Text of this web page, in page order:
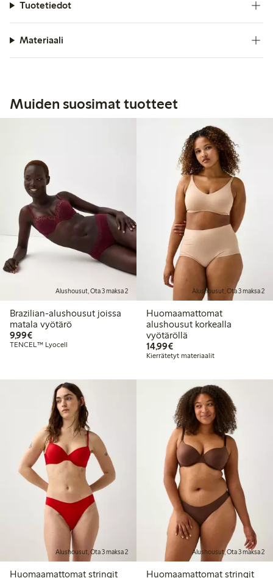
Tuotetiedot
Materiaali
Muiden suosimat tuotteet
Alushousut, Ota 3 maksa 2
Brazilian-alushousut joissa
matala vyötärö
9,99€9,99 €
TENCEL™ Lyocell
Alushousut, Ota 3 maksa 2
Huomaamattomat
alushousut korkealla
vyötäröllä
14,99€14,99 €
Kierrätetyt materiaalit
Alushousut, Ota 3 maksa 2
Huomaamattomat stringit
Alushousut, Ota 3 maksa 2
Huomaamattomat stringit